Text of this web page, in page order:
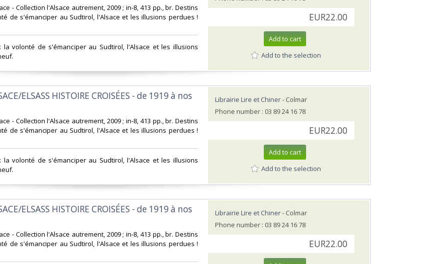
- Collection l'Alsace autrement, 2009 ; in-8, 413 pp., br. Destins
de s'émanciper au Sudtirol, l'Alsace et les illusions perdues !
la volonté de s'émanciper au Sudtirol, l'Alsace et les illusions
EUR22.00
Add to cart
Add to the selection
ELSASS HISTOIRE CROISÉES - de 1919 à nos
- Collection l'Alsace autrement, 2009 ; in-8, 413 pp., br. Destins
de s'émanciper au Sudtirol, l'Alsace et les illusions perdues !
la volonté de s'émanciper au Sudtirol, l'Alsace et les illusions
Librairie Lire et Chiner- Colmar
Phone number : 03 89 24 16 78
EUR22.00
Add to cart
Add to the selection
ELSASS HISTOIRE CROISÉES - de 1919 à nos
- Collection l'Alsace autrement, 2009 ; in-8, 413 pp., br. Destins
de s'émanciper au Sudtirol, l'Alsace et les illusions perdues !
Librairie Lire et Chiner- Colmar
Phone number : 03 89 24 16 78
EUR22.00